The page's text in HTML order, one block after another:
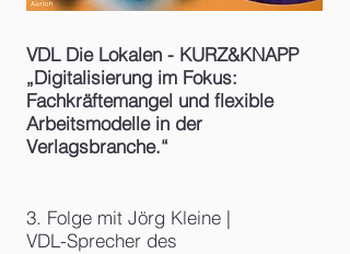
VDL Die Lokalen - KURZ&KNAPP
„Digitalisierung im Fokus:
Fachkräftemangel und flexible
Arbeitsmodelle in der
Verlagsbranche.“
3. Folge mit Jörg Kleine |
VDL-Sprecher des